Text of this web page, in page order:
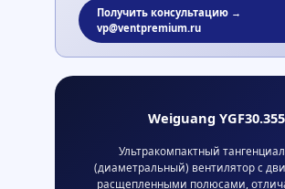
Получить консультацию →
vp@ventpremium.ru
Weiguang YGF30.355
Ультракомпактный
(диаметральный) вентилятор с
расщепленными полюсами,